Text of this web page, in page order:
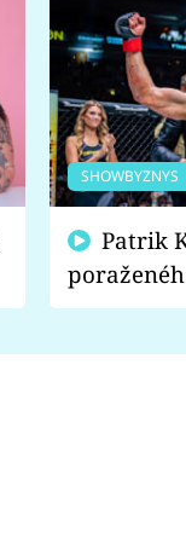
SHOWBYZNYS
fanoušci